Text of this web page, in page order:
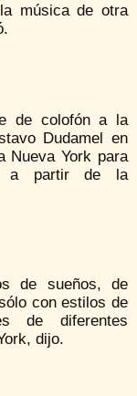
música de otra
de colofón a la
Dudamel en
Nueva York para
a partir de la
de sueños, de
con estilos de
de diferentes
dijo.